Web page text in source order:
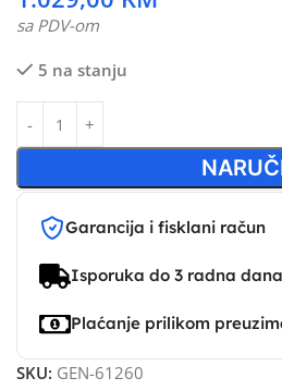
sa PDV-om
5 na stanju
Garancija i fisklani račun
Isporuka do 3 radna dana
Plaćanje prilikom
SKU: GEN-61260